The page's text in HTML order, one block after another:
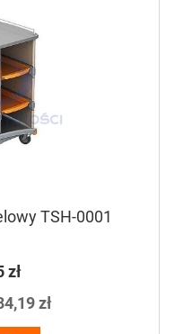
TSH-0001
zł
zł